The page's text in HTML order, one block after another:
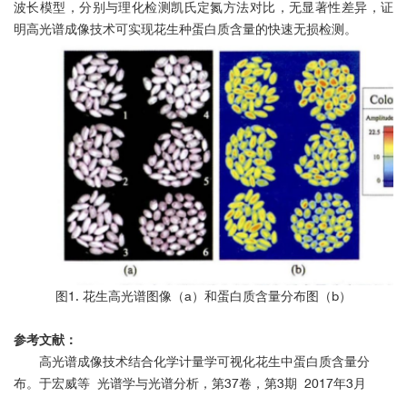
波长模型，分别与理化检测凯氏定氮方法对比，无显著性差异，证
明高光谱成像技术可实现花生种蛋白质含量的快速无损检测。
图1. 花生高光谱图像（a）和蛋白质含量分布图（b）
参考文献：
高光谱成像技术结合化学计量学可视化花生中蛋白质含量分
布。于宏威等 光谱学与光谱分析，第37卷，第3期 2017年3月